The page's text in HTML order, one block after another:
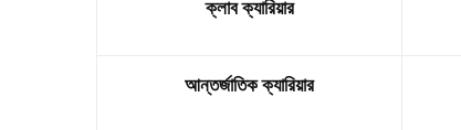
ক্লাব ক্যারিয়ার
আন্তর্জাতিক ক্যারিয়ার